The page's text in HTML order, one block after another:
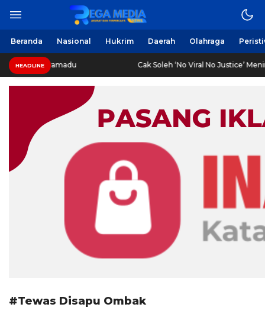
Regamedianews.com
Berita Harian Online
Beranda Nasional Hukrim Daerah Olahraga
HEADLINE
SPBU Suramadu Cak Soleh ‘No Viral No Justice’
#Tewas Disapu Ombak